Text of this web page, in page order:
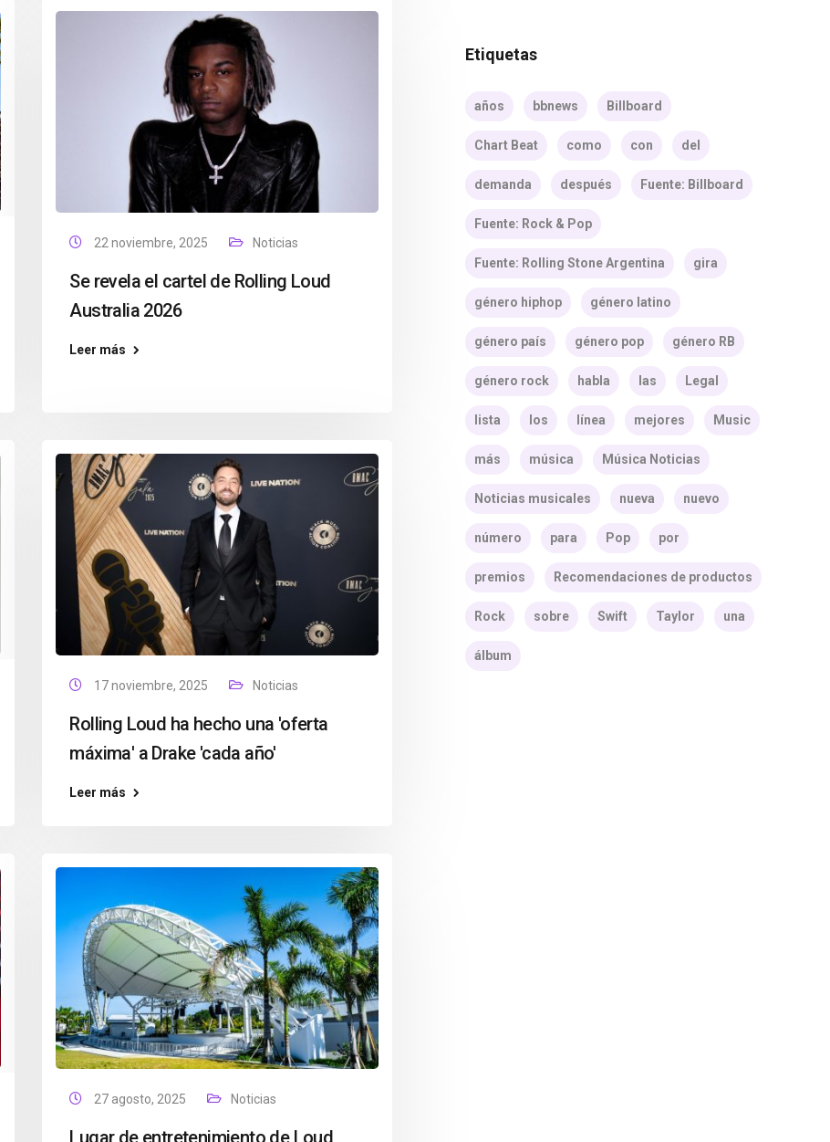
22 noviembre, 2025 Noticias
Se revela el cartel de Rolling Loud
Australia 2026
Leer más
17 noviembre, 2025 Noticias
Rolling Loud ha hecho una 'oferta
máxima' a Drake 'cada año'
Leer más
27 agosto, 2025 Noticias
Lugar de entretenimiento de Loud
Etiquetas
años bbnews Billboard
Chart Beat como con del
demanda después Fuente: Billboard
Fuente: Rock & Pop
Fuente: Rolling Stone Argentina gira
género hiphop género latino
género país género pop género RB
género rock habla las Legal
lista los línea mejores Music
más música Música Noticias
Noticias musicales nueva nuevo
número para Pop por
premios Recomendaciones de productos
Rock sobre Swift Taylor una
álbum